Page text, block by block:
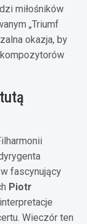
miłośników
„Triumf
okazja, by
fascynujący
Piotr
Wieczór ten